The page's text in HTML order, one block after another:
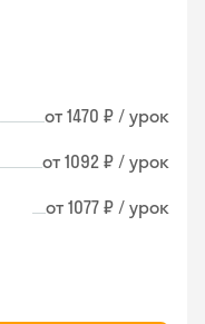
от 1470 ₽ / урок
от 1092 ₽ / урок
от 1077 ₽ / урок